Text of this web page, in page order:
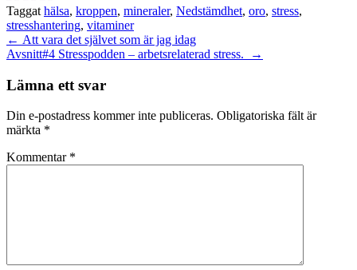
Taggat hälsa, kroppen, mineraler, Nedstämdhet, oro, stress,
stresshantering, vitaminer
Inläggsnavigering
← Att vara det självet som är jag idag
Avsnitt#4 Stresspodden – arbetsrelaterad stress.
→
Lämna ett svar
Din e-postadress kommer inte publiceras. Obligatoriska fält är
märkta *
Kommentar *